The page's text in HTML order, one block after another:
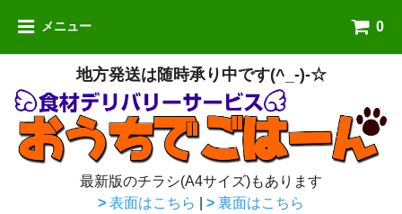
メニュー 0
地方発送は随時承り中です(^_-)-☆
最新版のチラシ(A4サイズ)もあります
> 表面はこちら > 裏面はこちら